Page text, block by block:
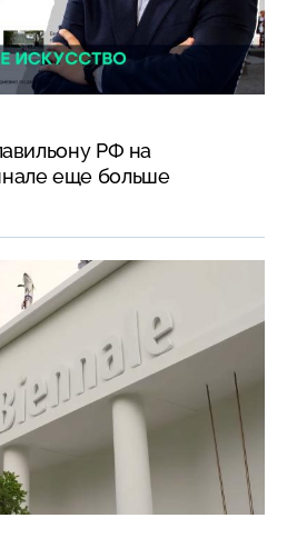
РФ на
еще больше